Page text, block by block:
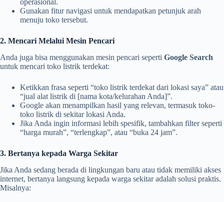
operasional.
Gunakan fitur navigasi untuk mendapatkan petunjuk arah
menuju toko tersebut.
2. Mencari Melalui Mesin Pencari
Anda juga bisa menggunakan mesin pencari seperti Google Search
untuk mencari toko listrik terdekat:
Ketikkan frasa seperti “toko listrik terdekat dari lokasi saya” atau
“jual alat listrik di [nama kota/kelurahan Anda]”.
Google akan menampilkan hasil yang relevan, termasuk toko-
toko listrik di sekitar lokasi Anda.
Jika Anda ingin informasi lebih spesifik, tambahkan filter seperti
“harga murah”, “terlengkap”, atau “buka 24 jam”.
3. Bertanya kepada Warga Sekitar
Jika Anda sedang berada di lingkungan baru atau tidak memiliki akses
internet, bertanya langsung kepada warga sekitar adalah solusi praktis.
Misalnya: